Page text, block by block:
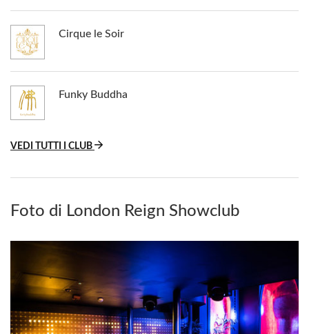
Cirque le Soir
Funky Buddha
VEDI TUTTI I CLUB
Foto di London Reign Showclub